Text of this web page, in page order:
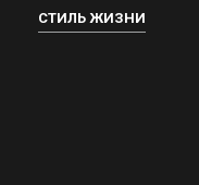
СТИЛЬ ЖИЗНИ